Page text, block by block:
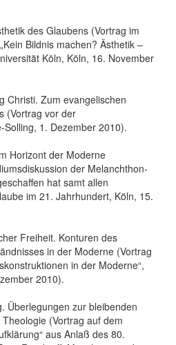
des Glaubens (Vortrag im
Bildnis machen? Ästhetik –
Köln, Köln, 16. November
Christi. Zum evangelischen
(Vortrag vor der
1. Dezember 2010).
Horizont der Moderne
der Melanchthon-
hat samt allen
im 21. Jahrhundert, Köln, 15.
Freiheit. Konturen des
in der Moderne (Vortrag
in der Moderne“,
2010).
Überlegungen zur bleibenden
(Vortrag auf dem
aus Anlaß des 80.